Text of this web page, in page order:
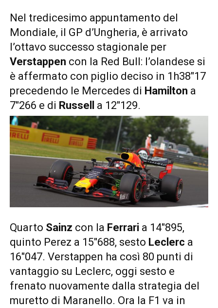
Nel tredicesimo appuntamento del
Mondiale, il GP d’Ungheria, è arrivato
l’ottavo successo stagionale per
Verstappen con la Red Bull: l’olandese si
è affermato con piglio deciso in 1h38″17
precedendo le Mercedes di Hamilton a
7″266 e di Russell a 12″129.
Quarto Sainz con la Ferrari a 14″895,
quinto Perez a 15″688, sesto Leclerc a
16″047. Verstappen ha così 80 punti di
vantaggio su Leclerc, oggi sesto e
frenato nuovamente dalla strategia del
muretto di Maranello. Ora la F1 va in